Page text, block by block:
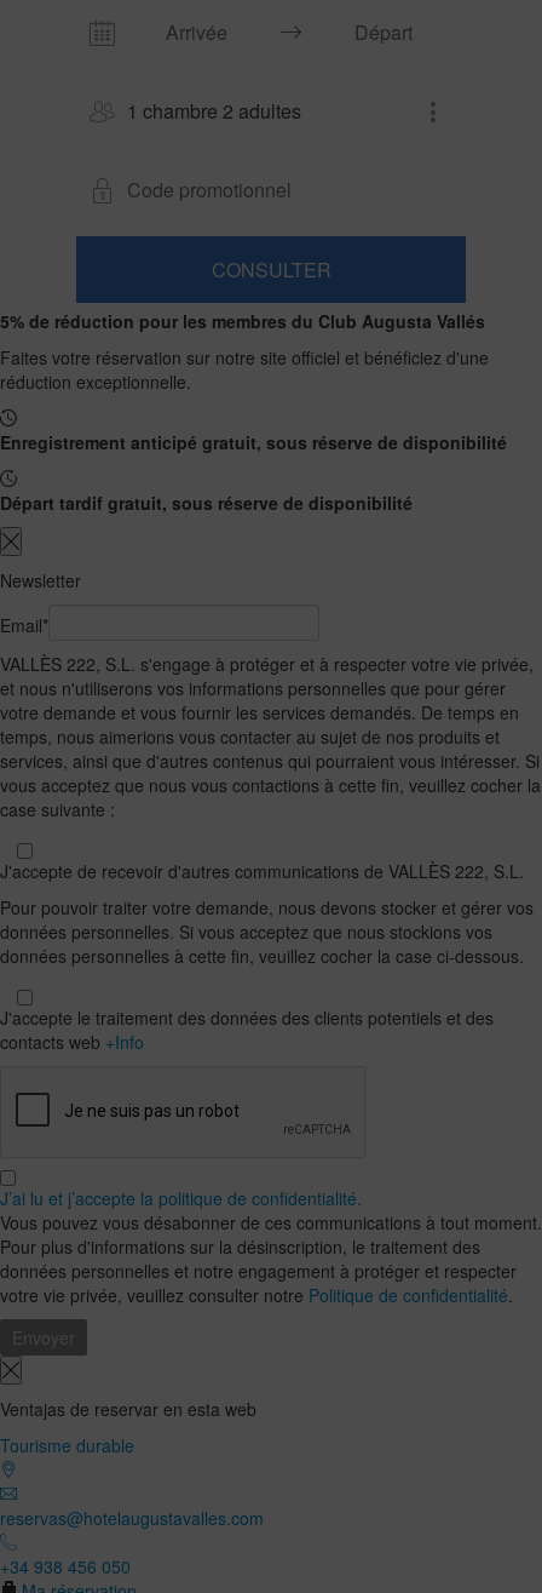
1 chambre 2 adultes
CONSULTER
Chambres
et
nombre
1
adultes
De
ans
2
Jusqu'à
12
0
Ajouter
chambre
5% de réduction pour les membres du Club Augusta Vallés
Faites votre réservation sur notre site officiel et bénéficiez d'une
réduction exceptionnelle.
Enregistrement anticipé gratuit, sous réserve de disponibilité
Départ tardif gratuit, sous réserve de disponibilité
Newsletter
Email*
VALLÈS 222, S.L. s'engage à protéger et à respecter votre vie privée,
et nous n'utiliserons vos informations personnelles que pour gérer
votre demande et vous fournir les services demandés. De temps en
temps, nous aimerions vous contacter au sujet de nos produits et
services, ainsi que d'autres contenus qui pourraient vous intéresser. Si
vous acceptez que nous vous contactions à cette fin, veuillez cocher la
case suivante :
J'accepte de recevoir d'autres communications de VALLÈS 222, S.L.
Pour pouvoir traiter votre demande, nous devons stocker et gérer vos
données personnelles. Si vous acceptez que nous stockions vos
données personnelles à cette fin, veuillez cocher la case ci-dessous.
J'accepte le traitement des données des clients potentiels et des
contacts web +Info
J’ai lu et j’accepte la politique de confidentialité.
Vous pouvez vous désabonner de ces communications à tout moment.
Pour plus d'informations sur la désinscription, le traitement des
données personnelles et notre engagement à protéger et respecter
votre vie privée, veuillez consulter notre Politique de confidentialité
Ventajas de reservar en esta web
Tourisme durable
reservas@hotelaugustavalles.com
+34 938 456 050